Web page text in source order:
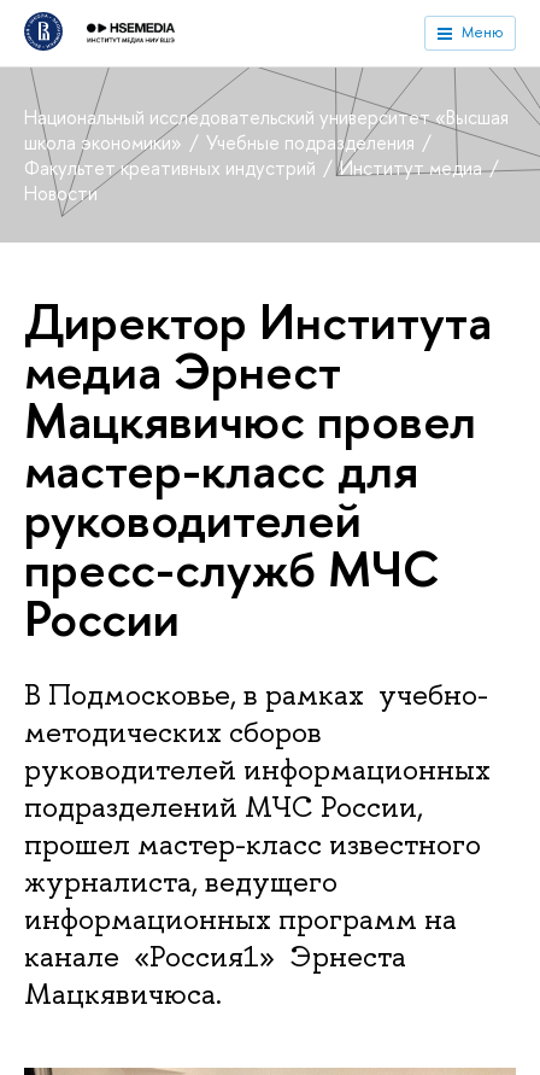
Меню
Национальный исследовательский университет «Высшая
школа экономики»
Учебные подразделения
Факультет креативных индустрий
Институт медиа
Новости
Директор Института
медиа Эрнест
Мацкявичюс провел
мастер-класс для
руководителей
пресс-служб МЧС
России
В Подмосковье, в рамках учебно-
методических сборов
руководителей информационных
подразделений МЧС России,
прошел мастер-класс известного
журналиста, ведущего
информационных программ на
канале «Россия1» Эрнеста
Мацкявичюса.